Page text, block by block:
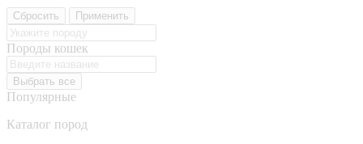
Сбросить Применить
Породы кошек
Выбрать все
Популярные
Каталог пород